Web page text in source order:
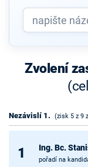
Zvolení
Nezávislí 1. (zisk 5 z 9
1 Ing. Bc.
pořadí na